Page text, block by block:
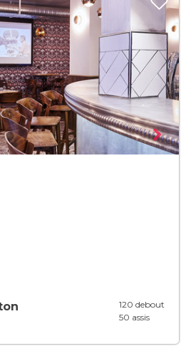
120 debout
50 assis